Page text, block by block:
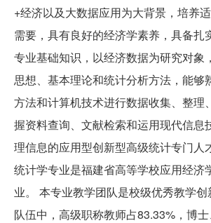
+经济以及大数据应用为大背景，培养
需要，具有良好的经济学素养，具备扎
专业基础知识，以经济数据为研究对象
思想、基本理论和统计分析方法，能够
方法和计算机技术进行数据收集、整理
握资料查询、文献检索和运用现代信息
理信息的应用型创新型高级统计专门人
统计学专业是福建省高等学校应用经济
业。 本专业教学团队是校级优秀教学
队伍中，高级职称教师占83.33%，博